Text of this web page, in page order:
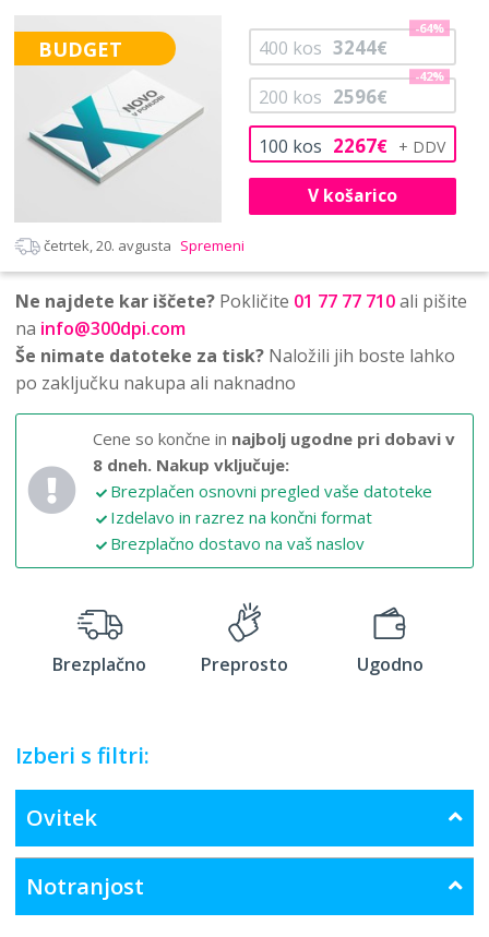
BUDGET
100 kos 2267€
200 kos 2596€
-42%
400 kos 3244€
-64%
V košarico
četrtek, 20. avgusta Spremeni
Ne najdete kar iščete? Pokličite 01 77 77 710ali pišite
na info@300dpi.com
Še nimate datoteke za tisk? Naložili jih boste lahko
po zaključku nakupa ali naknadno
Cene so končne in najbolj ugodne pri dobavi v
8 dneh. Nakup vključuje:
Brezplačen osnovni pregled vaše datoteke
Izdelavo in razrez na končni format
Brezplačno dostavo na vaš naslov
Brezplačno Preprosto Ugodno
Izberi s filtri:
Ovitek
Notranjost